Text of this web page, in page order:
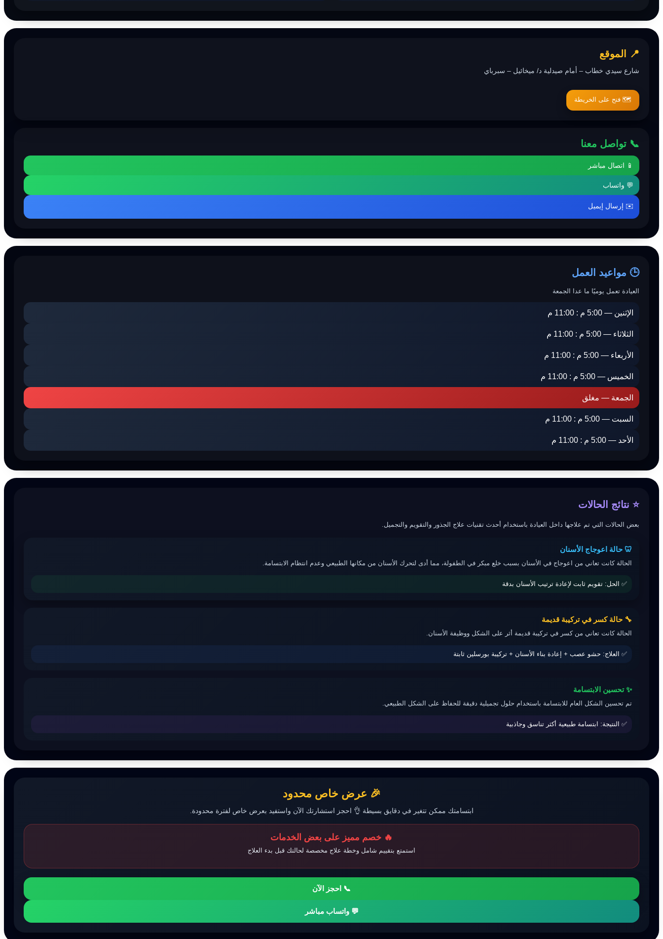
📍 الموقع
شارع سيدي خطاب – أمام صيدلية د/ ميخائيل – سبرباي
🗺️ فتح على الخريطة
📞 تواصل معنا
📱 اتصال مباشر
💬 واتساب
✉️ إرسال إيميل
🕒 مواعيد العمل
العيادة تعمل يوميًا ما عدا الجمعة
الإثنين — 5:00 م : 11:00 م
الثلاثاء — 5:00 م : 11:00 م
الأربعاء — 5:00 م : 11:00 م
الخميس — 5:00 م : 11:00 م
الجمعة — مغلق
السبت — 5:00 م : 11:00 م
الأحد — 5:00 م : 11:00 م
⭐ نتائج الحالات
بعض الحالات التي تم علاجها داخل العيادة باستخدام أحدث تقنيات علاج الجذور والتقويم والتجميل.
🦷 حالة اعوجاج الأسنان
الحالة كانت تعاني من اعوجاج في الأسنان بسبب خلع مبكر في الطفولة، مما أدى لتحرك الأسنان من مكانها الطبيعي وعدم انتظام الابتسامة.
✅ الحل: تقويم ثابت لإعادة ترتيب الأسنان بدقة
🔧 حالة كسر في تركيبة قديمة
الحالة كانت تعاني من كسر في تركيبة قديمة أثر على الشكل ووظيفة الأسنان.
✅ العلاج: حشو عصب + إعادة بناء الأسنان + تركيبة بورسلين ثابتة
✨ تحسين الابتسامة
تم تحسين الشكل العام للابتسامة باستخدام حلول تجميلية دقيقة للحفاظ على الشكل الطبيعي.
✅ النتيجة: ابتسامة طبيعية أكثر تناسق وجاذبية
🎉 عرض خاص محدود
ابتسامتك ممكن تتغير في دقايق بسيطة 👌 احجز استشارتك الآن واستفيد بعرض خاص لفترة محدودة.
🔥 خصم مميز على بعض الخدمات
استمتع بتقييم شامل وخطة علاج مخصصة لحالتك قبل بدء العلاج
📞 احجز الآن
💬 واتساب مباشر